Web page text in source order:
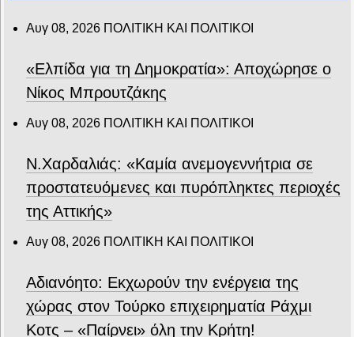
Αυγ 08, 2026 ΠΟΛΙΤΙΚΗ ΚΑΙ ΠΟΛΙΤΙΚΟΙ
«Ελπίδα για τη Δημοκρατία»: Αποχώρησε ο
Νίκος Μπρουτζάκης
Αυγ 08, 2026 ΠΟΛΙΤΙΚΗ ΚΑΙ ΠΟΛΙΤΙΚΟΙ
Ν.Χαρδαλιάς: «Καμία ανεμογεννήτρια σε
προστατευόμενες και πυρόπληκτες περιοχές
της Αττικής»
Αυγ 08, 2026 ΠΟΛΙΤΙΚΗ ΚΑΙ ΠΟΛΙΤΙΚΟΙ
Αδιανόητο: Εκχωρούν την ενέργεια της
χώρας στον Τούρκο επιχειρηματία Ράχμι
Κοτς – «Παίρνει» όλη την Κρήτη!